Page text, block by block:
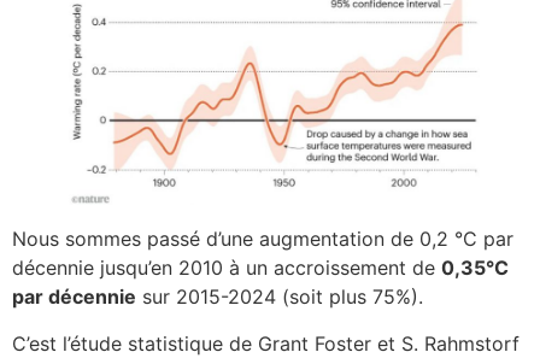
Nous sommes passé d’une augmentation de 0,2 °C par
décennie jusqu’en 2010 à un accroissement de 0,35°C
par décennie sur 2015-2024 (soit plus 75%).
C’est l’étude statistique de Grant Foster et S. Rahmstorf